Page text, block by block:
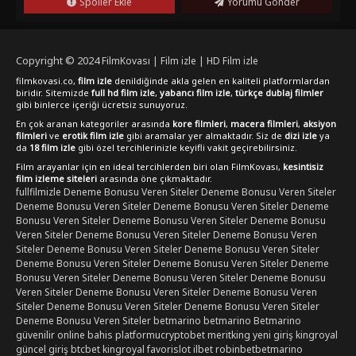
(2024)" filmi, sıra dışı hikayesi, güçlü oyunculuk
olarak 1080p kalitesinde izlenebileceğini belirtmek isteriz. Bu
filmi izlerken duygusal ve düşünsel bir yolculuğa çıkmak
isteyen izleyiciler için kesinlikle izlemeye değer bir yapım
olduğunu söyleyebiliriz.
Copyright © 2024FilmKovası | Film izle | HD Film izle
filmkovasi.co, film izle denildiğinde akla gelen en kaliteli platformlardan
biridir. Sitemizde full hd film izle, yabancı film izle, türkçe dublaj filmler
gibi binlerce içeriği ücretsiz sunuyoruz.
En çok aranan kategoriler arasında kore filmleri, macera filmleri, aksiyon
filmleri ve erotik film izle gibi aramalar yer almaktadır. Siz de dizi izle ya
da 18 film izle gibi özel tercihlerinizle keyifli vakit geçirebilirsiniz.
Film arayanlar için en ideal tercihlerden biri olan FilmKovası, kesintisiz
film izleme siteleri arasında öne çıkmaktadır.
fullfilmizle Deneme Bonusu Veren SitelerDeneme Bonusu Veren Siteler
Deneme Bonusu Veren SitelerDeneme Bonusu Veren SitelerDeneme
Bonusu Veren SitelerDeneme Bonusu Veren SitelerDeneme Bonusu
Veren SitelerDeneme Bonusu Veren SitelerDeneme Bonusu Veren
SitelerDeneme Bonusu Veren SitelerDeneme Bonusu Veren Siteler
Deneme Bonusu Veren SitelerDeneme Bonusu Veren SitelerDeneme
Bonusu Veren SitelerDeneme Bonusu Veren SitelerDeneme Bonusu
Veren SitelerDeneme Bonusu Veren SitelerDeneme Bonusu Veren
SitelerDeneme Bonusu Veren SitelerDeneme Bonusu Veren Siteler
Deneme Bonusu Veren Sitelerbetmarino betmarino Betmarino
güvenilir online bahis platformucryptobetmeritking yeni girişkingroyal
güncel girişbtcbetkingroyal favorislotilbetrobinbetbetmarino